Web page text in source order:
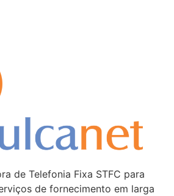
de Telefonia Fixa STFC para
de fornecimento em larga